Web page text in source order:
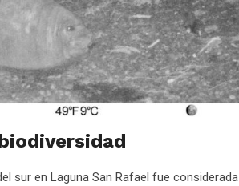
sur en Laguna San Rafael fue considerada